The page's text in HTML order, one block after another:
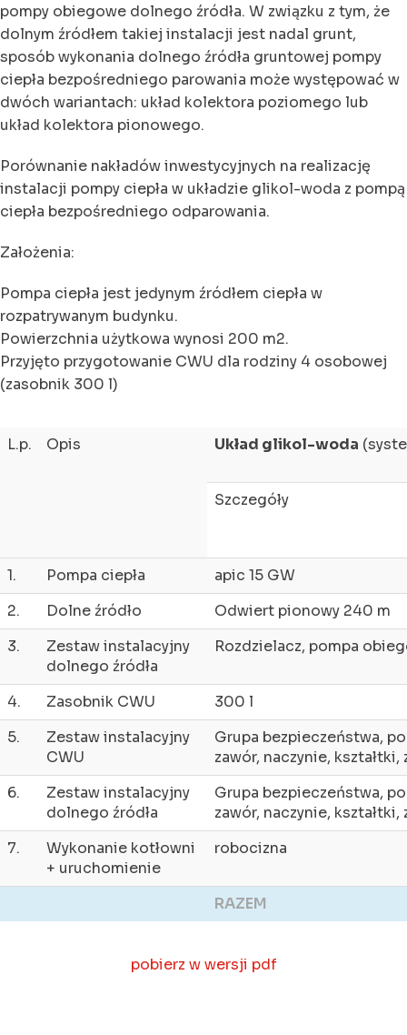
pompy obiegowe dolnego źródła. W związku z tym, że
dolnym źródłem takiej instalacji jest nadal grunt,
sposób wykonania dolnego źródła gruntowej pompy
ciepła bezpośredniego parowania może występować w
dwóch wariantach: układ kolektora poziomego lub
układ kolektora pionowego.
Porównanie nakładów inwestycyjnych na realizację
instalacji pompy ciepła w układzie glikol-woda z pompą
ciepła bezpośredniego odparowania.
Założenia:
Pompa ciepła jest jedynym źródłem ciepła w
rozpatrywanym budynku.
Powierzchnia użytkowa wynosi 200 m2.
Przyjęto przygotowanie CWU dla rodziny 4 osobowej
(zasobnik 300 l)
RAZEM
L.p. Opis Układ glikol-woda
Szczegóły
1. Pompa ciepła
apic 15 GW
2.
Dolne źródło
Odwiert pionowy 240 m
3.
Zestaw instalacyjny
dolnego źródła
Rozdzielacz, pompa
4. Zasobnik CWU
300 l
5.
Zestaw instalacyjny
CWU
Grupa bezpieczeństwa,
zawór, naczynie, kształtki,
6.
Zestaw instalacyjny
dolnego źródła
Grupa bezpieczeństwa,
zawór, naczynie, kształtki,
7.
Wykonanie kotłowni
+ uruchomienie
robocizna
pobierz w wersji pdf